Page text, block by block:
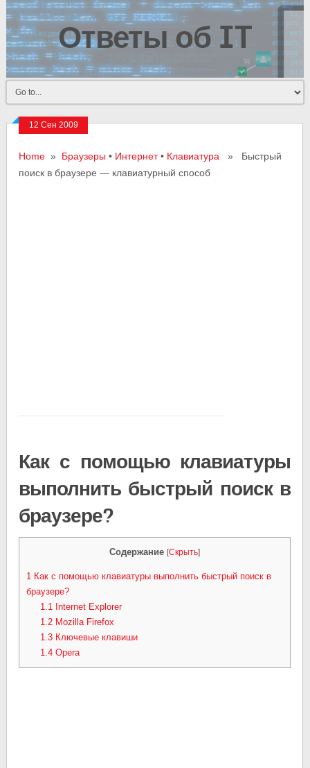
Ответы об IT
12 Сен 2009
Home » Браузеры • Интернет• Клавиатура » Быстрый
поиск в браузере — клавиатурный способ
Как с помощью клавиатуры
выполнить быстрый поиск в
браузере?
Содержание [Скрыть]
1 Как с помощью клавиатуры выполнить быстрый поиск в
браузере?
1.1Internet Explorer
1.2Mozilla Firefox
1.3Ключевые клавиши
1.4Opera